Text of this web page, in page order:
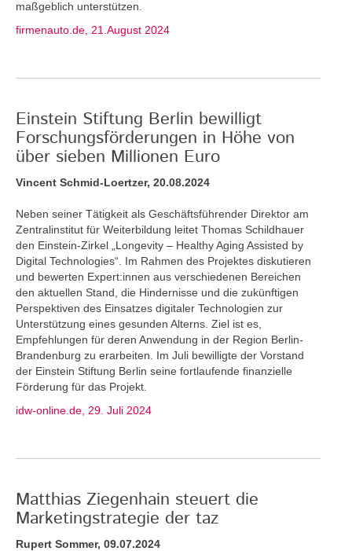
maßgeblich unterstützen.
firmenauto.de, 21.August 2024
Einstein Stiftung Berlin bewilligt
Forschungsförderungen in Höhe von
über sieben Millionen Euro
Vincent Schmid-Loertzer, 20.08.2024
Neben seiner Tätigkeit als Geschäftsführender Direktor am
Zentralinstitut für Weiterbildung leitet Thomas Schildhauer
den Einstein-Zirkel „Longevity – Healthy Aging Assisted by
Digital Technologies“. Im Rahmen des Projektes diskutieren
und bewerten Expert:innen aus verschiedenen Bereichen
den aktuellen Stand, die Hindernisse und die zukünftigen
Perspektiven des Einsatzes digitaler Technologien zur
Unterstützung eines gesunden Alterns. Ziel ist es,
Empfehlungen für deren Anwendung in der Region Berlin-
Brandenburg zu erarbeiten. Im Juli bewilligte der Vorstand
der Einstein Stiftung Berlin seine fortlaufende finanzielle
Förderung für das Projekt.
idw-online.de, 29. Juli 2024
Matthias Ziegenhain steuert die
Marketingstrategie der taz
Rupert Sommer, 09.07.2024